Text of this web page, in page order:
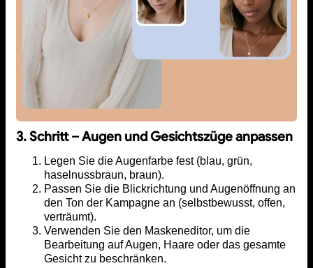
3. Schritt – Augen und Gesichtszüge anpassen
Legen Sie die Augenfarbe fest (blau, grün,
haselnussbraun, braun).
Passen Sie die Blickrichtung und Augenöffnung an
den Ton der Kampagne an (selbstbewusst, offen,
verträumt).
Verwenden Sie den Maskeneditor, um die
Bearbeitung auf Augen, Haare oder das gesamte
Gesicht zu beschränken.